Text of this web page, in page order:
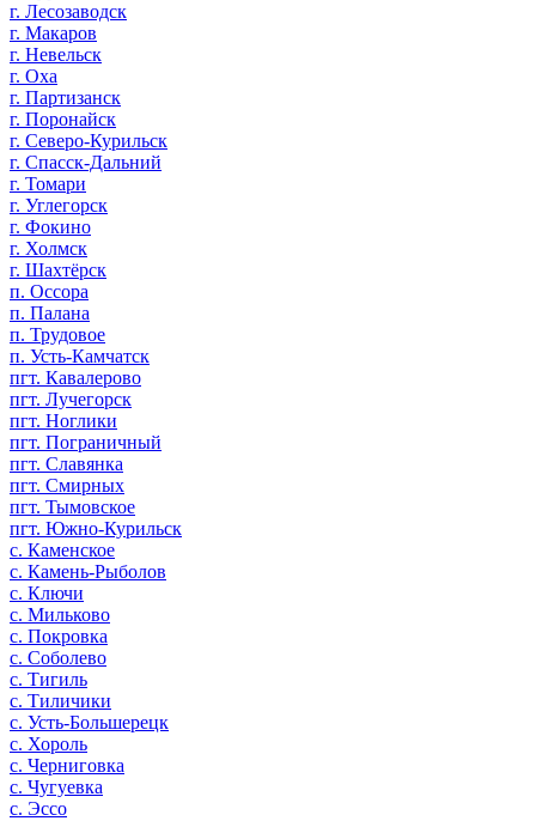
г. Лесозаводск
г. Макаров
г. Невельск
г. Оха
г. Партизанск
г. Поронайск
г. Северо-Курильск
г. Спасск-Дальний
г. Томари
г. Углегорск
г. Фокино
г. Холмск
г. Шахтёрск
п. Оссора
п. Палана
п. Трудовое
п. Усть-Камчатск
пгт. Кавалерово
пгт. Лучегорск
пгт. Ноглики
пгт. Пограничный
пгт. Славянка
пгт. Смирных
пгт. Тымовское
пгт. Южно-Курильск
с. Каменское
с. Камень-Рыболов
с. Ключи
с. Мильково
с. Покровка
с. Соболево
с. Тигиль
с. Тиличики
с. Усть-Большерецк
с. Хороль
с. Черниговка
с. Чугуевка
с. Эссо